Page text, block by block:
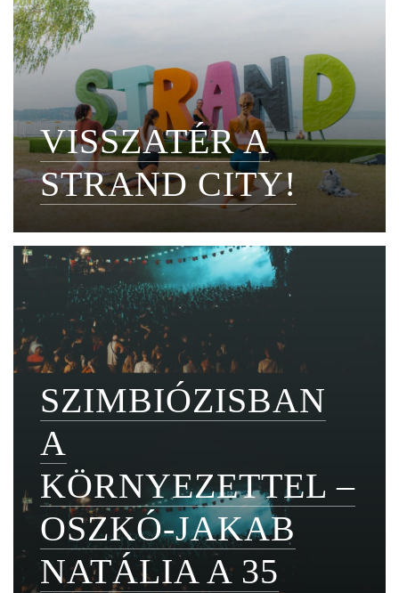
VISSZATÉR A
STRAND CITY!
SZIMBIÓZISBAN
A
KÖRNYEZETTEL –
OSZKÓ-JAKAB
NATÁLIA A 35